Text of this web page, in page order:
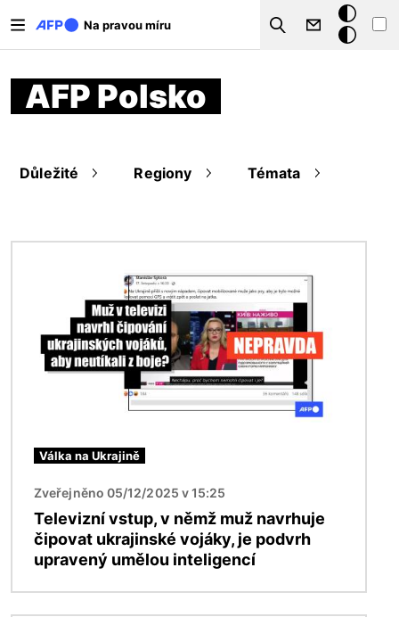
Na pravou míru
Search
Tmavý
režim
AFP Polsko
Důležité Regiony Témata
Válka na Ukrajině
Zveřejněno 05/12/2025 v 15:25
Televizní vstup, v němž muž navrhuje
čipovat ukrajinské vojáky, je podvrh
upravený umělou inteligencí